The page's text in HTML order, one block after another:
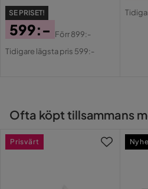
SE PRISET!
Pris
599:-
Original
Förr899:-
Tidigare lägsta pris 599:-
Pris
Ofta köpt tillsammans
Prisvärt